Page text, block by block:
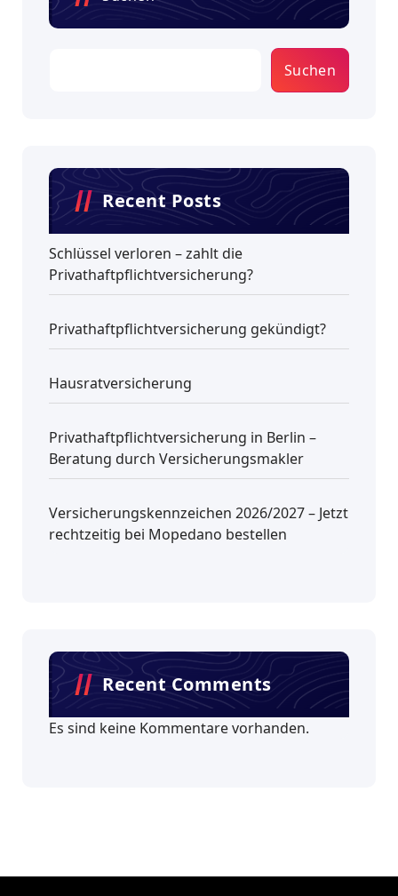
Suchen
Recent Posts
Schlüssel verloren – zahlt die
Privathaftpflichtversicherung?
Privathaftpflichtversicherung gekündigt?
Hausratversicherung
Privathaftpflichtversicherung in Berlin –
Beratung durch Versicherungsmakler
Versicherungskennzeichen 2026/2027 – Jetzt
rechtzeitig bei Mopedano bestellen
Recent Comments
Es sind keine Kommentare vorhanden.